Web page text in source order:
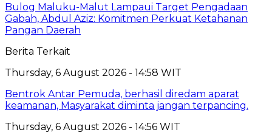
Bulog Maluku-Malut Lampaui Target Pengadaan
Gabah, Abdul Aziz: Komitmen Perkuat Ketahanan
Pangan Daerah
Berita Terkait
Thursday, 6 August 2026 - 14:58 WIT
Bentrok Antar Pemuda, berhasil diredam aparat
keamanan, Masyarakat diminta jangan terpancing.
Thursday, 6 August 2026 - 14:56 WIT